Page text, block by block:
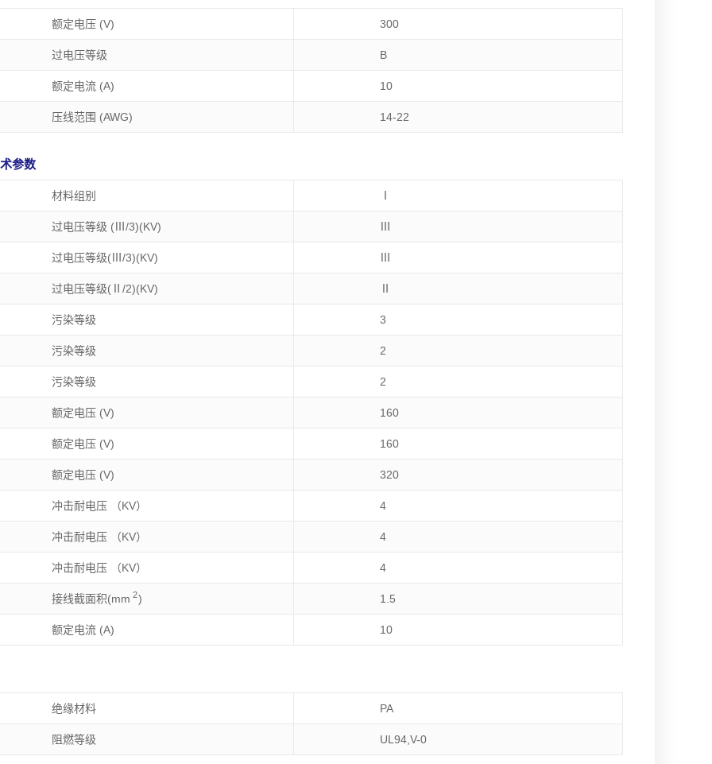
额定电压 (V) 300
过电压等级 B
额定电流 (A) 10
压线范围 (AWG) 14-22
参数
材料组别
过电压等级 (Ⅲ/3)(KV)
过电压等级(Ⅲ/3)(KV)
过电压等级(Ⅱ/2)(KV)
污染等级 3
污染等级 2
污染等级 2
额定电压 (V) 160
额定电压 (V) 160
额定电压 (V) 320
冲击耐电压 （KV） 4
冲击耐电压 （KV） 4
冲击耐电压 （KV） 4
接线截面积(mm 2) 1.5
额定电流 (A) 10
绝缘材料 PA
阻燃等级 UL94, V-0